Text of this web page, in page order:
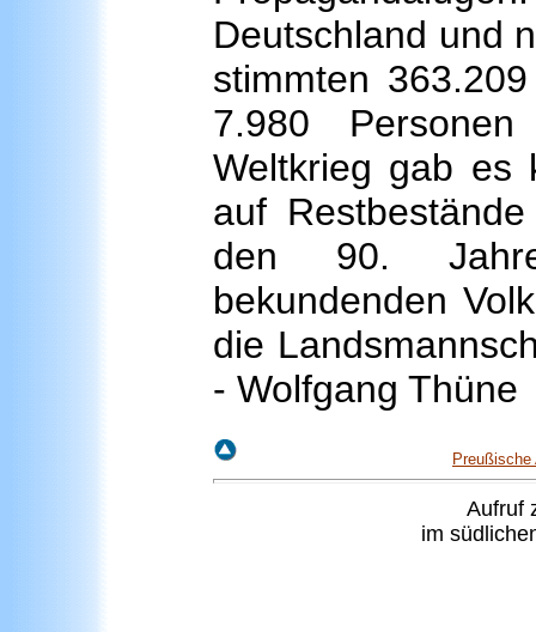
Deutschland und
stimmten
7.980
Weltkrieg gab es
auf
den 90.
bekundenden
die
- Wolfgang Thüne
Preußische
Aufruf
im